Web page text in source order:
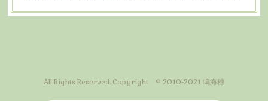
All Rights Reserved. Copyright © 2010-2021 鳴海穗